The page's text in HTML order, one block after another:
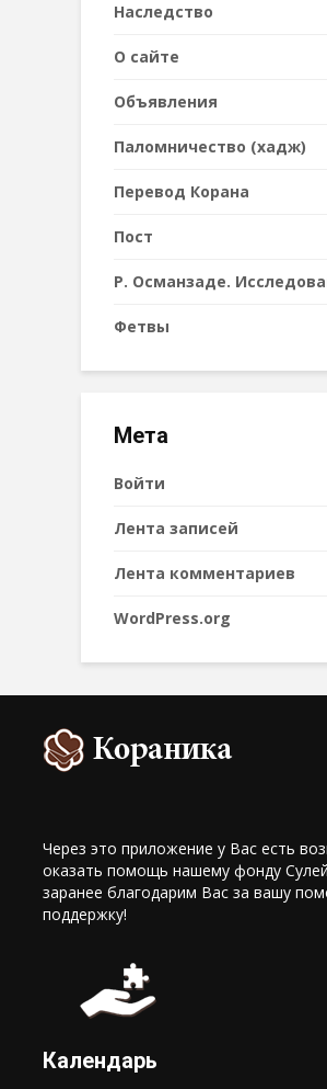
Наследствo
О сайте
Объявления
Паломничество (хадж)
Перевод Корана
Пост
Р. Османзаде.
Фетвы
Мета
Войти
Лента записей
Лента комментариев
WordPress.org
Через это приложение у Вас есть
оказать помощь нашему фонду
заранее благодарим Вас за вашу
поддержку!
Календарь